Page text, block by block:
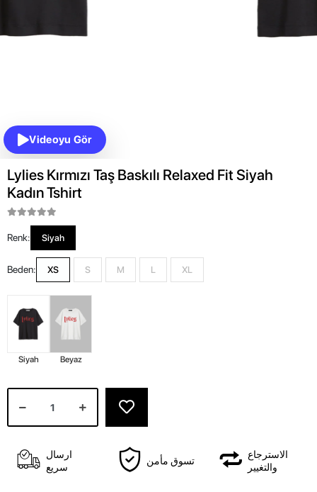
Videoyu Gör
Lylies Kırmızı Taş Baskılı Relaxed Fit Siyah
Kadın Tshirt
Renk: Siyah
Beden: XS S M L XL
Siyah Beyaz
ارسال
سريع
تسوق مأمن
الاسترجاع
والتغيير